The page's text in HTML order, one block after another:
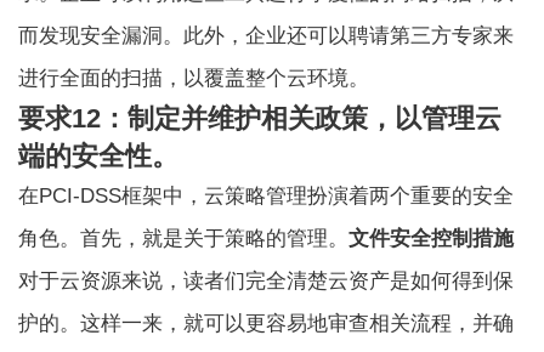
而发现安全漏洞。此外，企业还可以聘请第三方专家来
进行全面的扫描，以覆盖整个云环境。
要求12：制定并维护相关政策，以管理云
端的安全性。
在PCI-DSS框架中，云策略管理扮演着两个重要的安全
角色。首先，就是关于策略的管理。文件安全控制措施
对于云资源来说，读者们完全清楚云资产是如何得到保
护的。这样一来，就可以更容易地审查相关流程，并确